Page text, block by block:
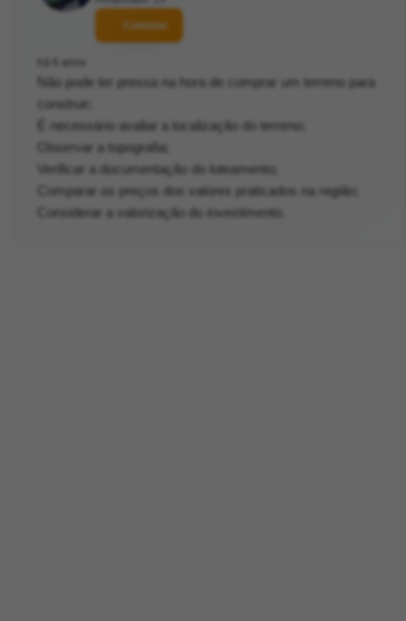
Contatar
Não pode ter pressa na hora de comprar um terreno para
construir;
É necessário avaliar a localização do terreno;
Observar a topografia;
Verificar a documentação do loteamento;
Comparar os preços dos valores praticados na região;
Considerar a valorização do investimento.